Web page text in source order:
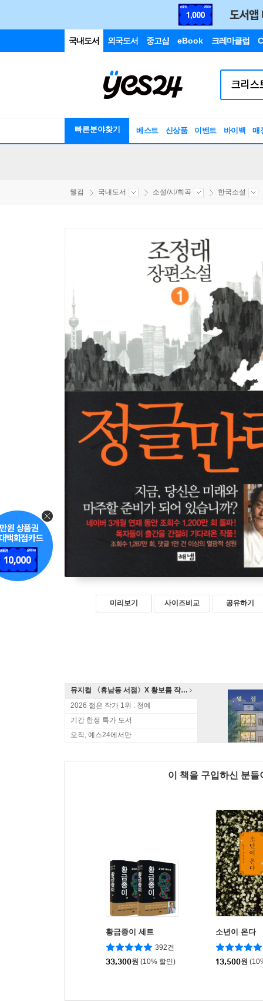
국내도서 외국도서 중고샵 eBook 크레마클럽
빠른분야찾기 베스트 신상품 이벤트 바이백 매
웰컴 국내도서 소설/시/희곡 한국소설
미리보기 사이즈비교 공유하기
뮤지컬 〈휴남동 서점〉X 황보름 작가 북토크
2026 젊은 작가 1위 : 청예
기간 한정 특가 도서
오직, 예스24에서만
이 책을 구입하신 분
황금종이 세트
392건
33,300원 (10% 할인)
소년이 온다
13,500원